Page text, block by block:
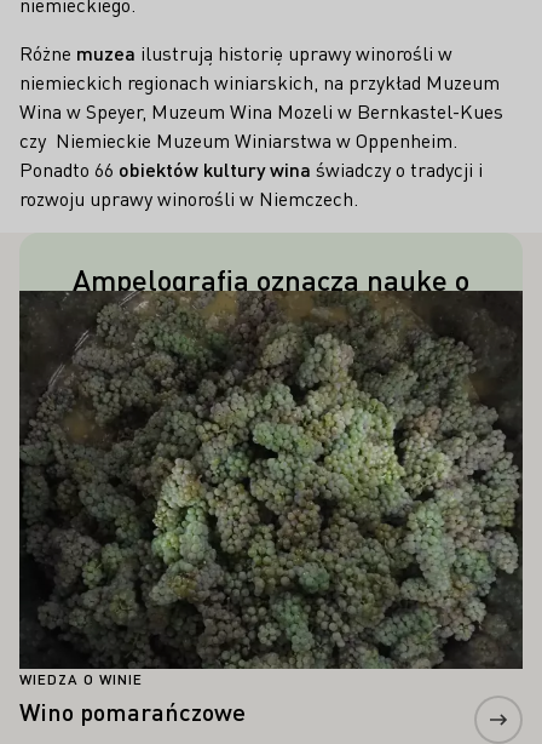
Różne muzea ilustrują historię uprawy winorośli w
niemieckich regionach winiarskich, na przykład Muzeum
Wina w Speyer, Muzeum Wina Mozeli w Bernkastel-Kues
czy Niemieckie Muzeum Winiarstwa w Oppenheim.
Ponadto 66 obiektów kultury wina świadczy o tradycji i
rozwoju uprawy winorośli w Niemczech.
Ampelografia oznacza naukę o
odmianach winogron. Z jakich
greckich słów się to składa?
Pierwsza część słowa - ampelos -
opisuje winorośl, podczas gdy druga -
gráphein - pochodzi od greckiego
czasownika oznaczającego "pisać".
ZAINTERESOWAĆ
WIEDZA O WINIE
Wino pomarańczowe
Proszę dowiedzieć się więcej